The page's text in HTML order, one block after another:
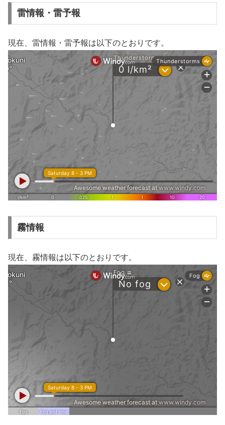
雷情報・雷予報
現在、雷情報・雷予報は以下のとおりです。
霧情報
現在、霧情報は以下のとおりです。